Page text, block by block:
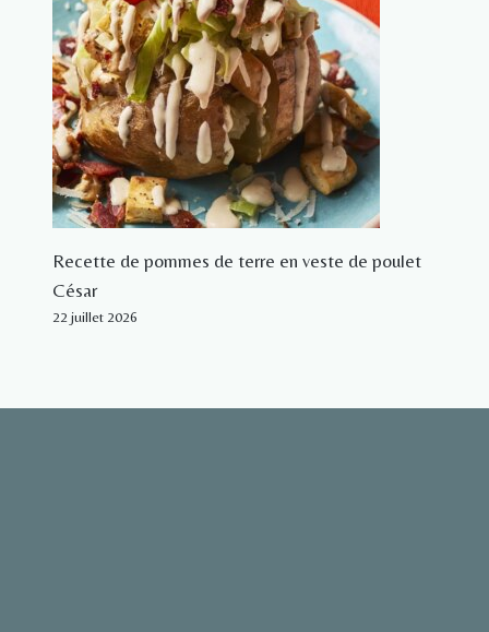
Recette de pommes de terre en veste de poulet
César
22 juillet 2026